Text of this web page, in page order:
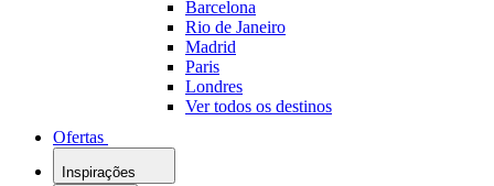
Barcelona
Rio de Janeiro
Madrid
Paris
Londres
Ver todos os destinos
Ofertas
Inspirações